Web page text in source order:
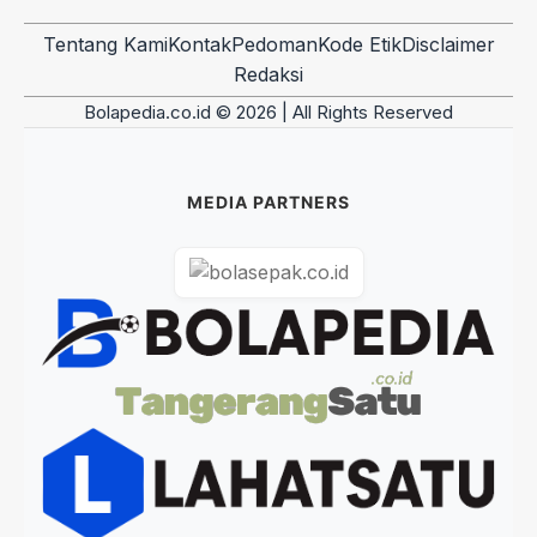
Tentang KamiKontakPedomanKode EtikDisclaimer
Redaksi
Bolapedia.co.id © 2026 | All Rights Reserved
MEDIA PARTNERS